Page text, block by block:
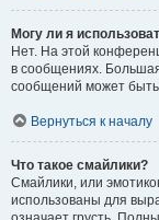
Могу ли я
Нет. На этой
в сообщениях.
сообщений может
Вернуться к началу
Что такое смайлики?
Смайлики, или
использованы для